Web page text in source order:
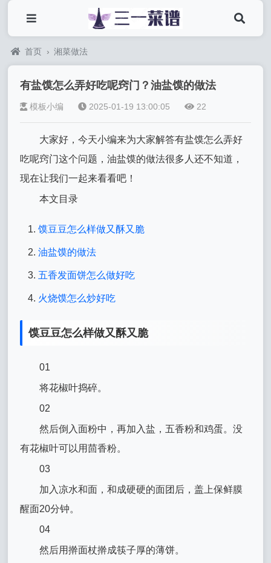
首页 › 湘菜做法
有盐馍怎么弄好吃呢窍门？油盐馍的做法
模板小编 2025-01-19 13:00:05 22
大家好，今天小编来为大家解答有盐馍怎么弄好
吃呢窍门这个问题，油盐馍的做法很多人还不知道，
现在让我们一起来看看吧！
本文目录
馍豆豆怎么样做又酥又脆
油盐馍的做法
五香发面饼怎么做好吃
火烧馍怎么炒好吃
馍豆豆怎么样做又酥又脆
01
将花椒叶捣碎。
02
然后倒入面粉中，再加入盐，五香粉和鸡蛋。没
有花椒叶可以用茴香粉。
03
加入凉水和面，和成硬硬的面团后，盖上保鲜膜
醒面20分钟。
04
然后用擀面杖擀成筷子厚的薄饼。